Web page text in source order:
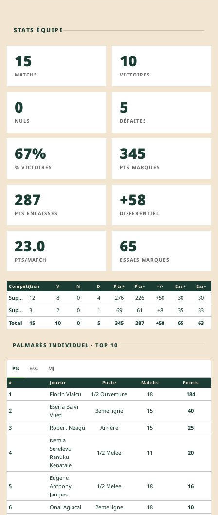
STATS ÉQUIPE
15
MATCHS
10
VICTOIRES
0
NULS
5
DÉFAITES
67%
% VICTOIRES
345
PTS MARQUES
287
PTS ENCAISSES
+58
DIFFERENTIEL
23.0
PTS/MATCH
65
ESSAIS MARQUES
Compétition
J V N D Pts+ Pts- +/- Ess+ Ess-
SuperLiga 12 8 0 4 276 226 +50 30
30
SuperLiga
3 2 0 1 69 61 +8 35
33
Total
15 10 0 5 345 287 +58 65 63
PALMARÈS INDIVIDUEL · TOP 10
Pts Ess. MJ
# Joueur Poste Matchs Points
1 Florin Vlaicu 1/2 Ouverture 18 184
2
Eseria Baivi
Vueti
3eme ligne 15 40
3 Robert Neagu Arrière 15 25
4
Nemia
Serelevu
Ranuku
Kenatale
1/2 Melee 11 20
5
Eugene
Anthony
Jantjies
1/2 Melee 18 16
6 Onal Agiacai 2eme ligne 18 10